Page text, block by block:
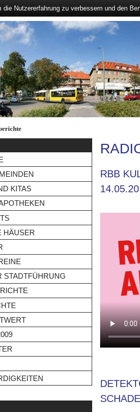
KITAS
HÄUSER
STADTFÜHRUNG
RBB
Nutzererfahrung zu verbessern und den